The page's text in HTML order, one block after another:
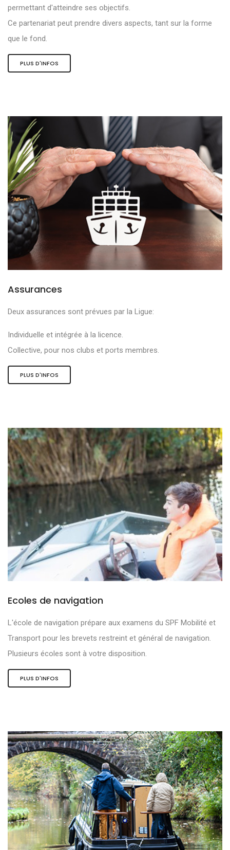
permettant d'atteindre ses objectifs.
Ce partenariat peut prendre divers aspects, tant sur la forme
que le fond.
PLUS D'INFOS
Assurances
Deux assurances sont prévues par la Ligue:
Individuelle et intégrée à la licence.
Collective, pour nos clubs et ports membres.
PLUS D'INFOS
Ecoles de navigation
L'école de navigation prépare aux examens du SPF Mobilité et
Transport pour les brevets restreint et général de navigation.
Plusieurs écoles sont à votre disposition.
PLUS D'INFOS